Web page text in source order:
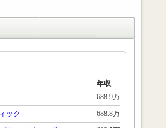
年収
688.9万
ック
688.8万